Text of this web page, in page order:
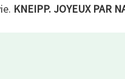
KNEIPP. JOYEUX PAR